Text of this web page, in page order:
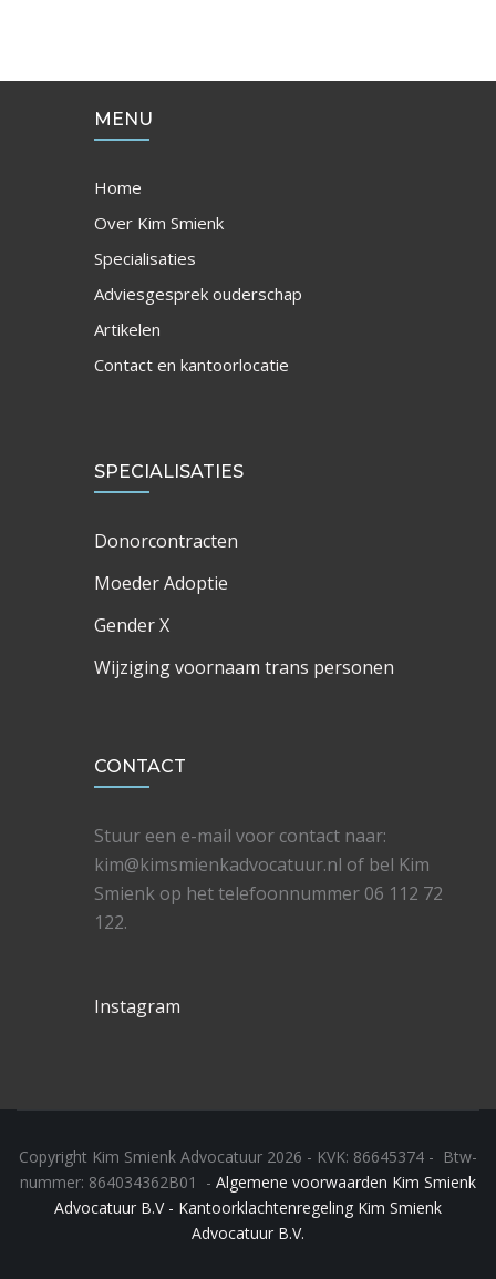
MENU
Home
Over Kim Smienk
Specialisaties
Adviesgesprek ouderschap
Artikelen
Contact en kantoorlocatie
SPECIALISATIES
Donorcontracten
Moeder Adoptie
Gender X
Wijziging voornaam trans personen
CONTACT
Stuur een e-mail voor contact naar:
kim@kimsmienkadvocatuur.nl of bel Kim
Smienk op het telefoonnummer 06 112 72
122.
Instagram
Copyright Kim Smienk Advocatuur 2026 - KVK: 86645374 - Btw-
nummer: 864034362B01 - Algemene voorwaarden Kim Smienk
Advocatuur B.V - Kantoorklachtenregeling Kim Smienk
Advocatuur B.V.